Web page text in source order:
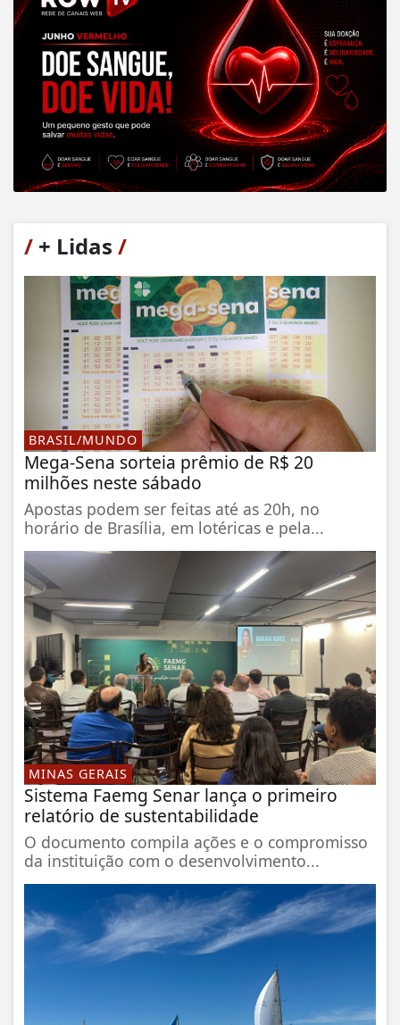
/ + Lidas /
BRASIL/MUNDO
Mega-Sena sorteia prêmio de R$ 20
milhões neste sábado
Apostas podem ser feitas até as 20h, no
horário de Brasília, em lotéricas e pela...
MINAS GERAIS
Sistema Faemg Senar lança o primeiro
relatório de sustentabilidade
O documento compila ações e o compromisso
da instituição com o desenvolvimento...